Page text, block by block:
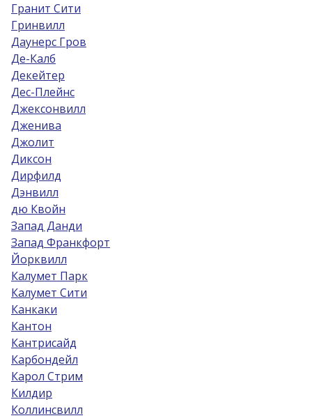
Гранит Сити
Гринвилл
Даунерс Гров
Де-Калб
Декейтер
Дес-Плейнс
Джексонвилл
Дженива
Джолит
Диксон
Дирфилд
Дэнвилл
дю Квойн
Запад Данди
Запад Франкфорт
Йорквилл
Калумет Парк
Калумет Сити
Канкаки
Кантон
Кантрисайд
Карбондейл
Карол Стрим
Килдир
Коллинсвилл